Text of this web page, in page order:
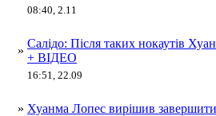
08:40, 2.11
»
Салідо: Після таких нокаутів
+ ВІДЕО
16:51, 22.09
» Хуанма Лопес вирішив